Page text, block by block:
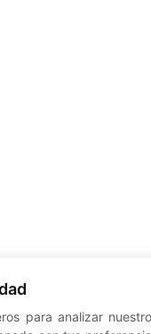
para analizar